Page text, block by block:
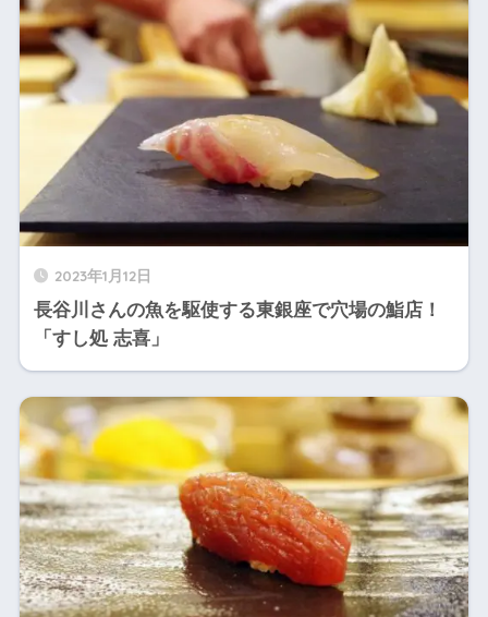
2023年1月12日
長谷川さんの魚を駆使する東銀座で穴場の鮨店！
「すし処 志喜」